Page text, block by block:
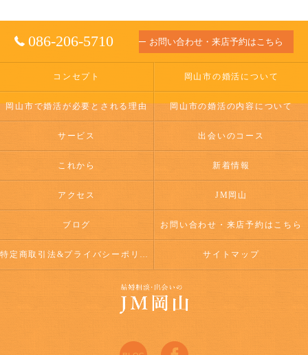
086-206-5710 お問い合わせ・来店予約はこちら
コンセプト 岡山市の婚活について
岡山市で婚活が必要とされる理由 岡山市の婚活の内容について
サービス 出会いのコース
これから 新着情報
アクセス JM岡山
ブログ お問い合わせ・来店予約はこちら
特定商取引法&プライバシーポリシー サイトマップ